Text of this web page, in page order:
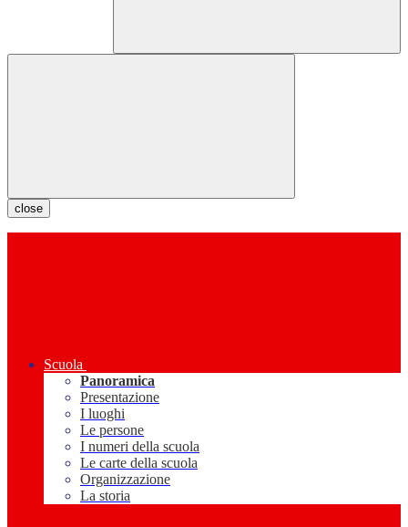
close
Scuola
Panoramica
Presentazione
I luoghi
Le persone
I numeri della scuola
Le carte della scuola
Organizzazione
La storia